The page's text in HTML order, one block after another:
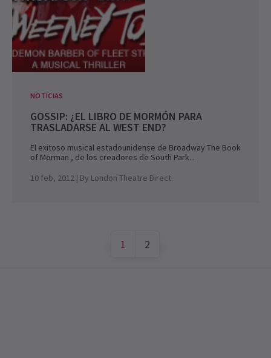
NOTICIAS
GOSSIP: ¿EL LIBRO DE MORMÓN PARA
TRASLADARSE AL WEST END?
El exitoso musical estadounidense de Broadway The Book
of Morman , de los creadores de South Park...
10 feb, 2012 | By London Theatre Direct
1 2